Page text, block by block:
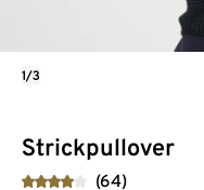
Strickpullover
(64)
1/3